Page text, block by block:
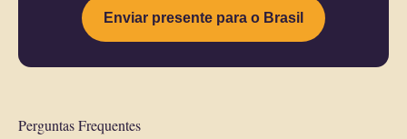
Enviar presente para o Brasil
Perguntas Frequentes